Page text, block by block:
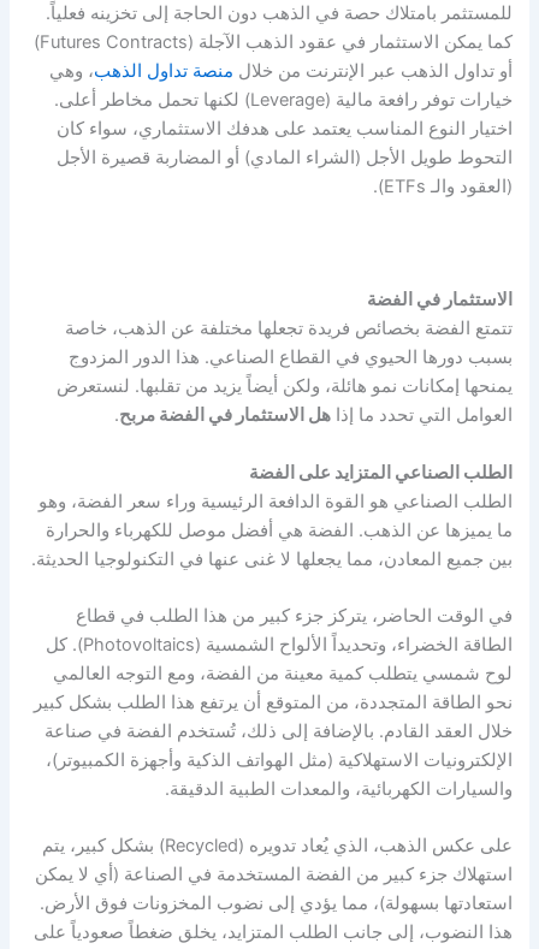
للمستثمر بامتلاك حصة في الذهب دون الحاجة إلى تخزينه فعلياً.
كما يمكن الاستثمار في عقود الذهب الآجلة (Futures Contracts)
أو تداول الذهب عبر الإنترنت من خلال
منصة تداول الذهب، وهي
خيارات توفر رافعة مالية (Leverage) لكنها تحمل مخاطر أعلى.
اختيار النوع المناسب يعتمد على هدفك الاستثماري، سواء كان
التحوط طويل الأجل (الشراء المادي) أو المضاربة قصيرة الأجل
(العقود والـ ETFs).
الاستثمار في الفضة
تتمتع الفضة بخصائص فريدة تجعلها مختلفة عن الذهب، خاصة
بسبب دورها الحيوي في القطاع الصناعي. هذا الدور المزدوج
يمنحها إمكانات نمو هائلة، ولكن أيضاً يزيد من تقلبها. لنستعرض
العوامل التي تحدد ما إذا هل الاستثمار في الفضة مربح.
الطلب الصناعي المتزايد على الفضة
الطلب الصناعي هو القوة الدافعة الرئيسية وراء سعر الفضة، وهو
ما يميزها عن الذهب. الفضة هي أفضل موصل للكهرباء والحرارة
بين جميع المعادن، مما يجعلها لا غنى عنها في التكنولوجيا الحديثة.
في الوقت الحاضر، يتركز جزء كبير من هذا الطلب في قطاع
الطاقة الخضراء، وتحديداً الألواح الشمسية (Photovoltaics). كل
لوح شمسي يتطلب كمية معينة من الفضة، ومع التوجه العالمي
نحو الطاقة المتجددة، من المتوقع أن يرتفع هذا الطلب بشكل كبير
خلال العقد القادم. بالإضافة إلى ذلك، تُستخدم الفضة في صناعة
الإلكترونيات الاستهلاكية (مثل الهواتف الذكية وأجهزة الكمبيوتر)،
والسيارات الكهربائية، والمعدات الطبية الدقيقة.
على عكس الذهب، الذي يُعاد تدويره (Recycled) بشكل كبير، يتم
استهلاك جزء كبير من الفضة المستخدمة في الصناعة (أي لا يمكن
استعادتها بسهولة)، مما يؤدي إلى نضوب المخزونات فوق الأرض.
هذا النضوب، إلى جانب الطلب المتزايد، يخلق ضغطاً صعودياً على